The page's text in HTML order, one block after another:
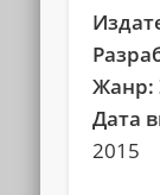
Жанр:
Дата
2015